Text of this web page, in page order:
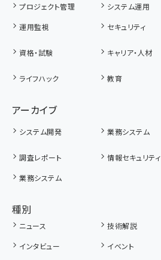
プロジェクト管理
システム運用
運用監視
セキュリティ
資格・試験 キャリア・人材
ライフハック
教育
アーカイブ
システム開発 業務システム
調査レポート
情報セキュリティ
業務システム
種別
ニュース 技術解説
インタビュー
イベント